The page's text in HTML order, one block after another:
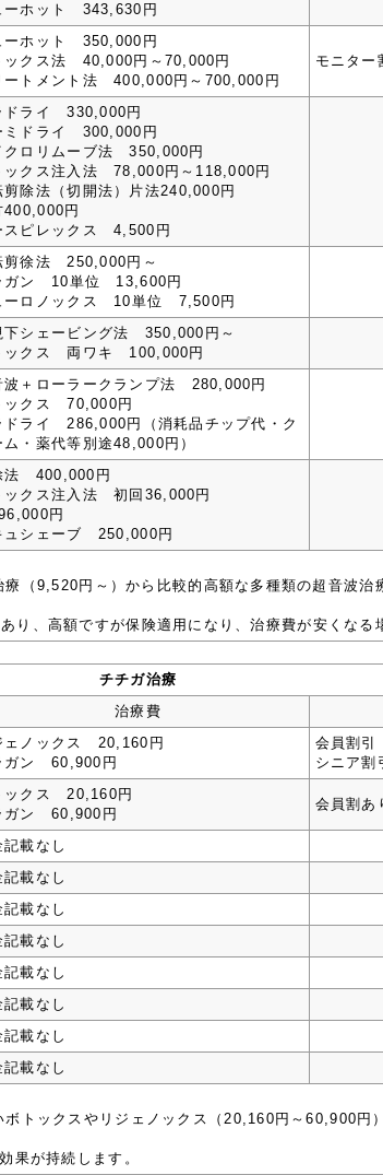
ーホット 343,630円
ーホット 350,000円
ックス法 40,000円～70,000円
ートメント法 400,000円～700,000円
モニター
ドライ 330,000円
ミドライ 300,000円
クロリムーブ法 350,000円
ックス注入法 78,000円～118,000円
剪除法（切開法）片法240,000円
400,000円
スピレックス 4,500円
剪徐法 250,000円～
ガン 10単位 13,600円
ーロノックス 10単位 7,500円
下シェービング法 350,000円～
ックス 両ワキ 100,000円
波＋ローラークランプ法 280,000円
ックス 70,000円
ドライ 286,000円（消耗品チップ代・ク
ム・薬代等別途48,000円）
法 400,000円
ックス注入法 初回36,000円
円
ュシェーブ 250,000円
（9,520円～）から比較的高額な多種類の超音波
り、高額ですが保険適用になり、治療費が安くなる
チチガ治療
治療費
ェノックス 20,160円
ガン 60,900円
会員割引
シニア割
ックス 20,160円
ガン 60,900円
会員割あ
記載なし
記載なし
記載なし
記載なし
記載なし
記載なし
記載なし
記載なし
トックスやリジェノックス（20,160円～60,900円
果が持続します。